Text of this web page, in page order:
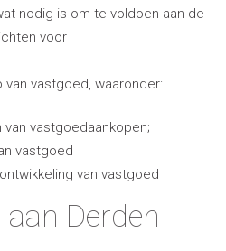
nodig is om te voldoen aan de
voor
van vastgoed, waaronder:
vastgoedaankopen;
vastgoed
van vastgoed
Derden